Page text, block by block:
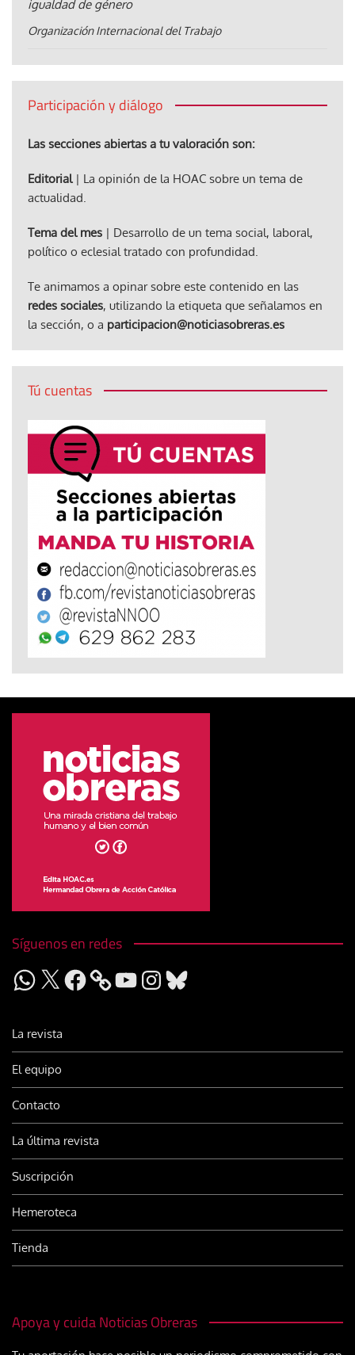
igualdad de género
Organización Internacional del Trabajo
Participación y diálogo
Las secciones abiertas a tu valoración son:
Editorial| La opinión de la HOAC sobre un tema de
actualidad.
Tema del mes | Desarrollo de un tema social, laboral,
político o eclesial tratado con profundidad.
Te animamos a opinar sobre este contenido en las
redes sociales, utilizando la etiqueta que señalamos en
la sección, o a participacion@noticiasobreras.es
Tú cuentas
Síguenos en redes
WhatsApp
X Facebook YouTubeInstagram
Bluesky
La revista
El equipo
Contacto
La última revista
Suscripción
Hemeroteca
Tienda
Apoya y cuida Noticias Obreras